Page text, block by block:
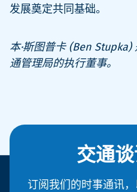
发展奠定共同基础。
本·斯图普卡 (Ben
通管理局的执行董事。
交通
订阅我们的时事通讯